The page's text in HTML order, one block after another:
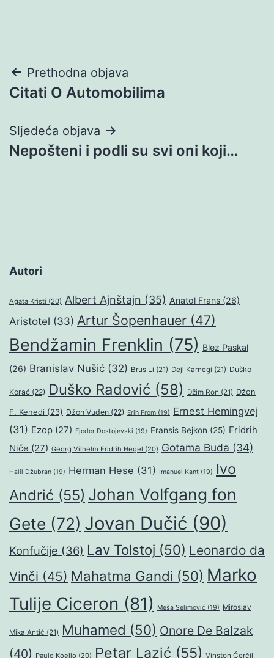
Navigacija
objava
Prethodna objava
Citati O Automobilima
Sljedeća objava
Nepošteni i podli su svi oni koji…
Autori
Agata Kristi (20) Albert Ajnštajn (35) Anatol Frans (26)
Aristotel (33) Artur Šopenhauer (47)
Bendžamin Frenklin (75) Blez Paskal
(26) Branislav Nušić (32) Brus Li (21) Dejl Karnegi (21) Duško
Korać (22) Duško Radović (58) Džim Ron (21) Džon
F. Kenedi (23) Džon Vuden (22) Erih From (19) Ernest Hemingvej
(31) Ezop (27) Fjodor Dostojevski (19) Fransis Bejkon (25) Fridrih
Niče (27) Georg Vilhelm Fridrih Hegel (20) Gotama Buda (34)
Halil Džubran (19) Herman Hese (31) Imanuel Kant (19)
Ivo
Andrić (55) Johan Volfgang fon
Gete (72) Jovan Dučić (90)
Konfučije (36) Lav Tolstoj (50) Leonardo da
Vinči (45) Mahatma Gandi (50) Marko
Tulije Ciceron (81) Meša Selimović (19) Miroslav
Mika Antić (21) Muhamed (50) Onore De Balzak
(40) Paulo Koeljo (20) Petar Lazić (55) Vinston Čerčil